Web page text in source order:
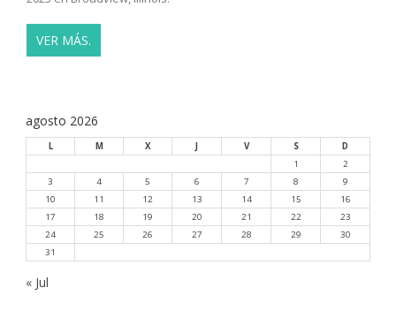
VER MÁS.
agosto 2026
L M X V S
D
1
2
3
4 5 6 7 8
9
10
11 12 13 14 15
16
17
18 19 20 21 22
23
24
25 26 27 28 29
30
31
« Jul